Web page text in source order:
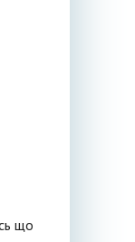
що